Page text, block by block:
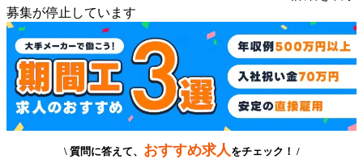
募集が停止しています
\ 質問に答えて、 おすすめ求人 をチェック！ /